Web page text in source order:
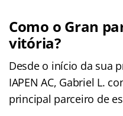
Como o Gran
vitória?
Desde o início da sua
IAPEN AC, Gabriel L.
principal parceiro de